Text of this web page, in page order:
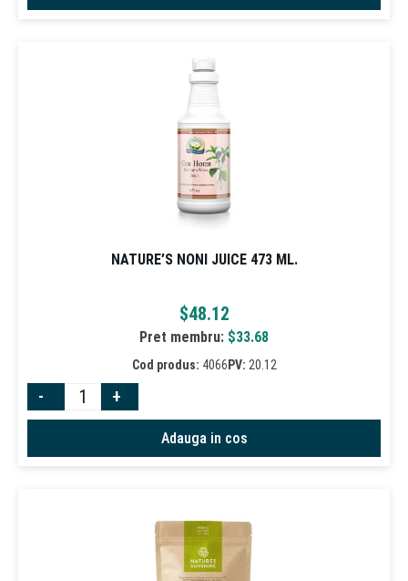
NATURE’S NONI JUICE 473 ML.
$48.12
Pret membru: $33.68
Cod produs: 4066 PV: 20.12
- +
Adauga in cos